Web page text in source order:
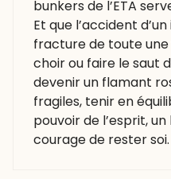
bunkers de l’ETA
Et que l’accident
fracture de toute une
choir ou faire le saut
devenir un flamant
fragiles, tenir en
pouvoir de l’esprit,
courage de rester soi.